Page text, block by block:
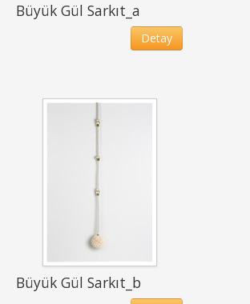
Büyük Gül Sarkıt_a
Detay
Büyük Gül Sarkıt_b